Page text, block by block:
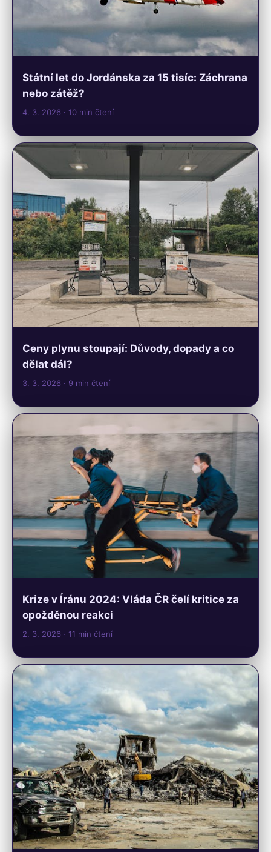
Státní let do Jordánska za 15 tisíc: Záchrana
nebo zátěž?
4. 3. 2026 · 10 min čtení
Ceny plynu stoupají: Důvody, dopady a co
dělat dál?
3. 3. 2026 · 9 min čtení
Krize v Íránu 2024: Vláda ČR čelí kritice za
opožděnou reakci
2. 3. 2026 · 11 min čtení